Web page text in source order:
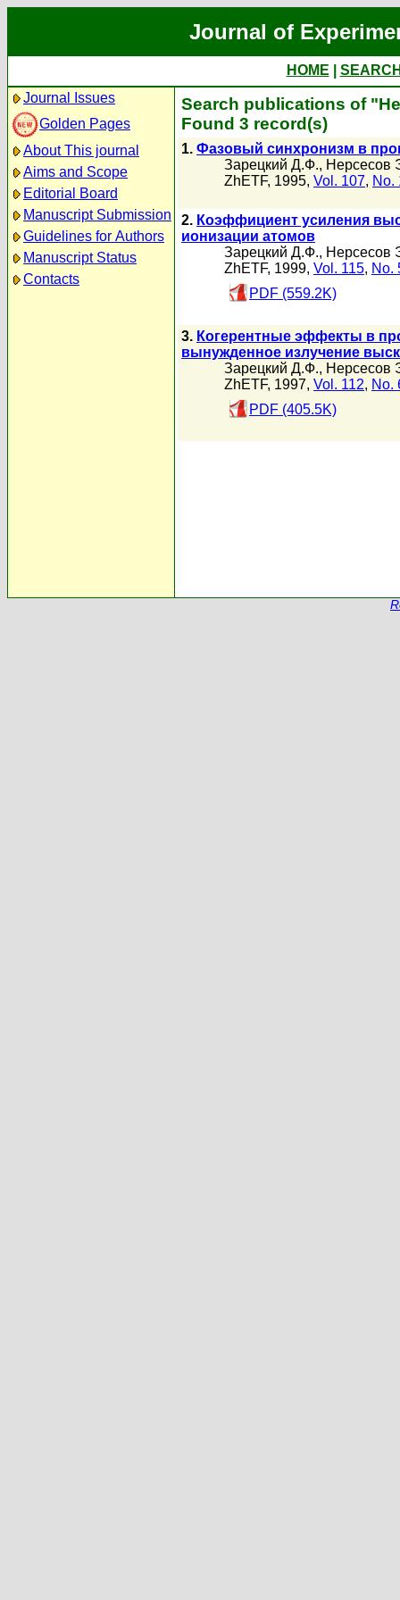
Journal of
HOME
Journal Issues
Golden Pages
About This journal
Aims and Scope
Editorial Board
Manuscript Submission
Guidelines for Authors
Manuscript Status
Contacts
Search publications of
Found 3 record(s)
1. Фазовый синхронизм в
Зарецкий Д.Ф., Нерсесов
ZhETF, 1995, Vol. 107, No.
2. Коэффициент усиления
ионизации атомов
Зарецкий Д.Ф., Нерсесов
ZhETF, 1999, Vol. 115, No.
PDF (559.2K)
3. Когерентные эффекты в
вынужденное излучение
Зарецкий Д.Ф., Нерсесов
ZhETF, 1997, Vol. 112, No.
PDF (405.5K)